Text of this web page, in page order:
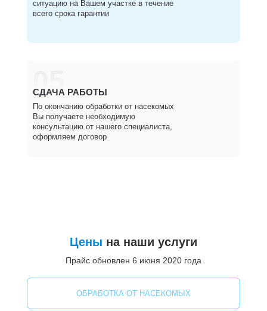
ситуацию на Вашем участке в течение
всего срока гарантии
05
СДАЧА РАБОТЫ
По окончанию обработки от насекомых
Вы получаете необходимую
консультацию от нашего специалиста,
оформляем договор
Цены на наши услуги
Прайс обновлен 6 июня 2020 года
ОБРАБОТКА ОТ НАСЕКОМЫХ